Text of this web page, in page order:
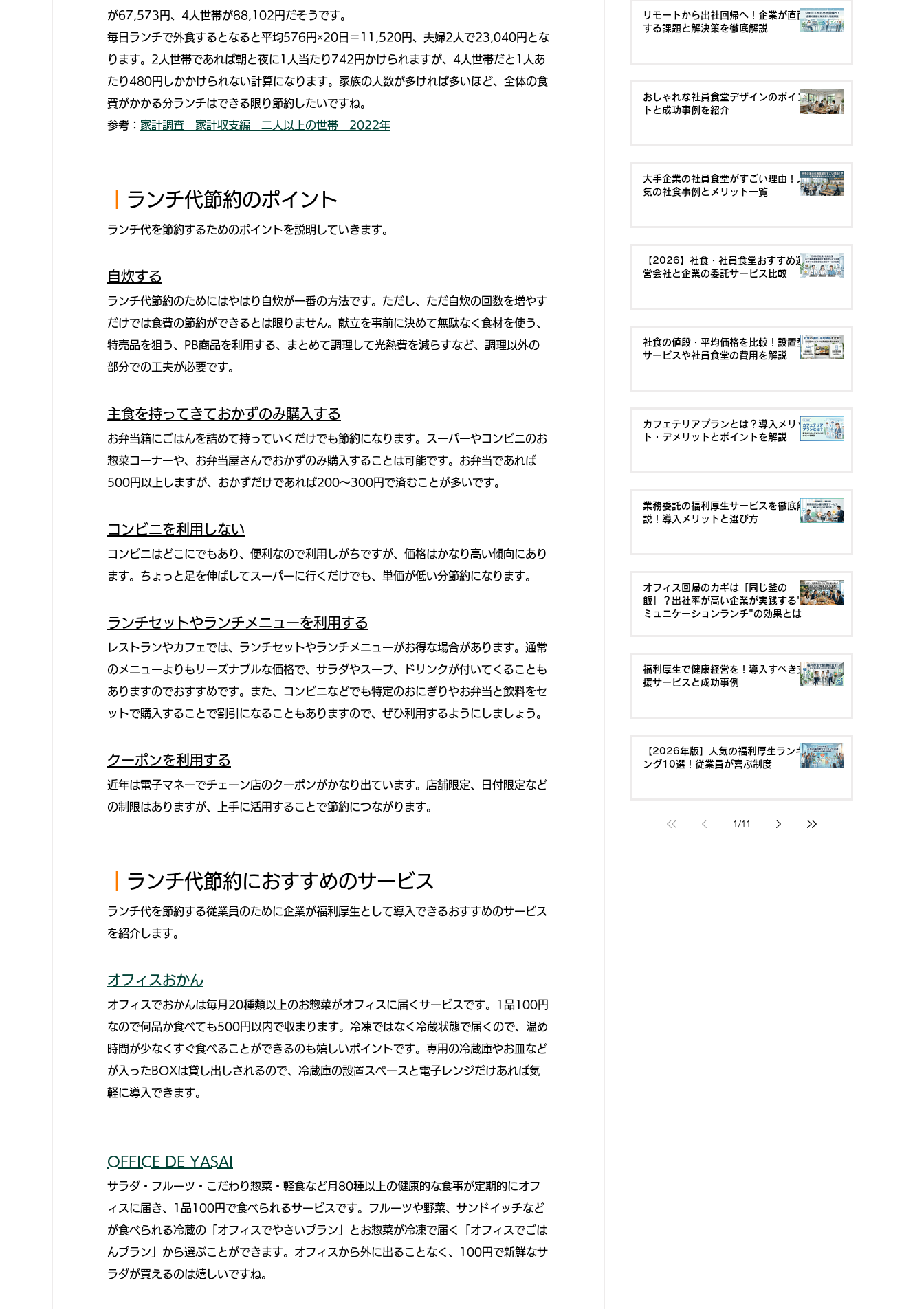
が67,573円、4人世帯が88,102円だそうです。
毎日ランチで外食するとなると平均576円×20日＝11,520円、夫婦2人で23,040円とな
ります。2人世帯であれば朝と夜に1人当たり742円かけられますが、4人世帯だと1人あ
たり480円しかかけられない計算になります。家族の人数が多ければ多いほど、全体の食
費がかかる分ランチはできる限り節約したいですね。
参考： 家計調査　家計収支編　二人以上の世帯　2022年
ランチ代節約のポイント
ランチ代を節約するためのポイントを説明していきます。
自炊する
ランチ代節約のためにはやはり自炊が一番の方法です。ただし、ただ自炊の回数を増やす
だけでは食費の節約ができるとは限りません。献立を事前に決めて無駄なく食材を使う、
特売品を狙う、PB商品を利用する、まとめて調理して光熱費を減らすなど、調理以外の
部分での工夫が必要です。
主食を持ってきておかずのみ購入する
お弁当箱にごはんを詰めて持っていくだけでも節約になります。スーパーやコンビニのお
惣菜コーナーや、お弁当屋さんでおかずのみ購入することは可能です。お弁当であれば
500円以上しますが、おかずだけであれば200〜300円で済むことが多いです。
コンビニを利用しない
コンビニはどこにでもあり、便利なので利用しがちですが、価格はかなり高い傾向にあり
ます。ちょっと足を伸ばしてスーパーに行くだけでも、単価が低い分節約になります。
ランチセットやランチメニューを利用する
レストランやカフェでは、ランチセットやランチメニューがお得な場合があります。通常
のメニューよりもリーズナブルな価格で、サラダやスープ、ドリンクが付いてくることも
ありますのでおすすめです。また、コンビニなどでも特定のおにぎりやお弁当と飲料をセ
ットで購入することで割引になることもありますので、ぜひ利用するようにしましょう。
クーポンを利用する
近年は電子マネーでチェーン店のクーポンがかなり出ています。店舗限定、日付限定など
の制限はありますが、上手に活用することで節約につながります。
ランチ代節約におすすめのサービス
ランチ代を節約する従業員のために企業が福利厚生として導入できるおすすめのサービス
を紹介します。
オフィスおかん
オフィスでおかんは毎月20種類以上のお惣菜がオフィスに届くサービスです。1品100円
なので何品か食べても500円以内で収まります。冷凍ではなく冷蔵状態で届くので、温め
時間が少なくすぐ食べることができるのも嬉しいポイントです。専用の冷蔵庫やお皿など
が入ったBOXは貸し出しされるので、冷蔵庫の設置スペースと電子レンジだけあれば気
軽に導入できます。
OFFICE DE YASAI
サラダ・フルーツ・こだわり惣菜・軽食など月80種以上の健康的な食事が定期的にオフ
ィスに届き、1品100円で食べられるサービスです。フルーツや野菜、サンドイッチなど
が食べられる冷蔵の「オフィスでやさいプラン」とお惣菜が冷凍で届く「オフィスでごは
んプラン」から選ぶことができます。オフィスから外に出ることなく、100円で新鮮なサ
ラダが買えるのは嬉しいですね。
リモートから出社回帰へ！企業が直面
する課題と解決策を徹底解説
おしゃれな社員食堂デザインのポイン
トと成功事例を紹介
大手企業の社員食堂がすごい理由！人
気の社食事例とメリット一覧
【2026】社食・社員食堂おすすめ運
営会社と企業の委託サービス比較
社食の値段・平均価格を比較！設置型
サービスや社員食堂の費用を解説
カフェテリアプランとは？導入メリッ
ト・デメリットとポイントを解説
業務委託の福利厚生サービスを徹底解
説！導入メリットと選び方
オフィス回帰のカギは「同じ釜の
飯」？出社率が高い企業が実践する"コ
ミュニケーションランチ"の効果とは
福利厚生で健康経営を！導入すべき支
援サービスと成功事例
【2026年版】人気の福利厚生ランキ
ング10選！従業員が喜ぶ制度
1/11